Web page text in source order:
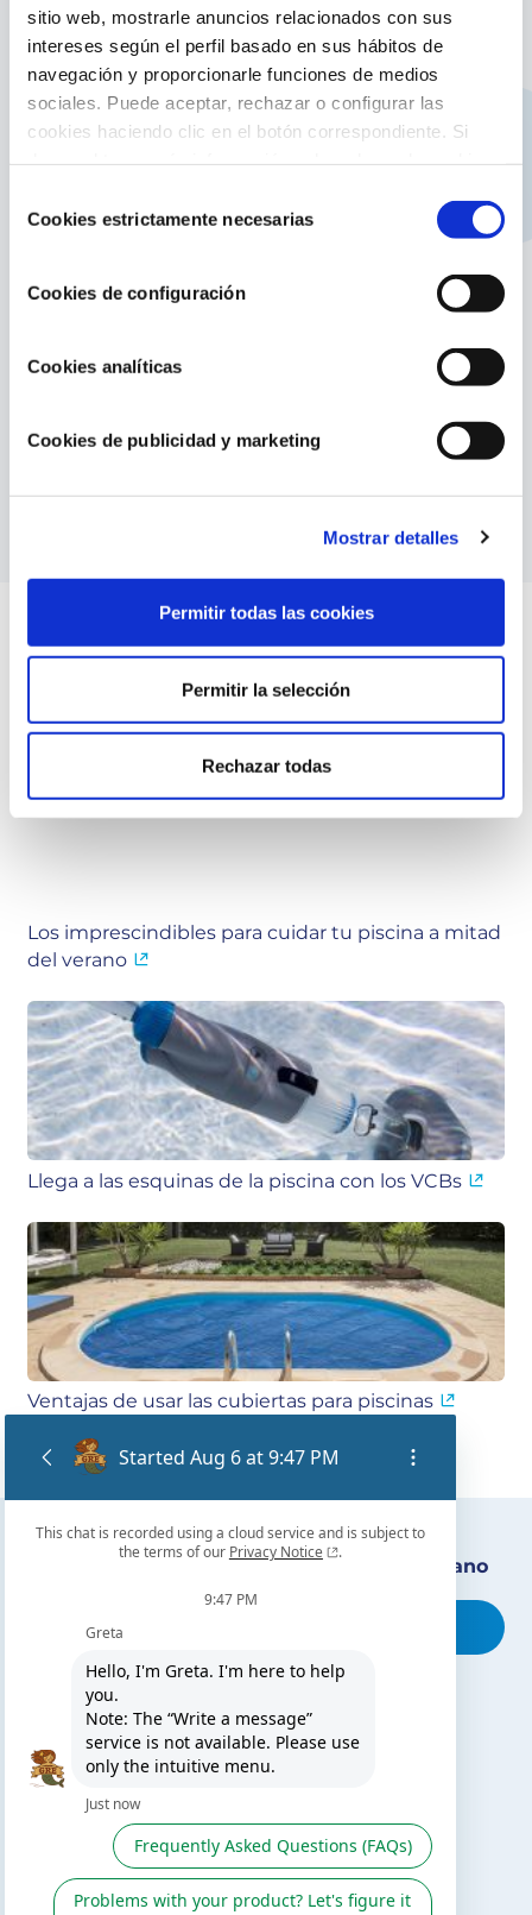
sitio web, mostrarle anuncios relacionados con sus
intereses según el perfil basado en sus hábitos de
navegación y proporcionarle funciones de medios
sociales. Puede aceptar, rechazar o configurar las
cookies haciendo clic en el botón correspondiente. Si
footer de este sitio web.
deCookies estrictamente necesarias
Cookies de configuración
Cookies analíticas
Cookies de publicidad y marketing
Mostrar detalles
Permitir todas las cookies
Permitir la selección
Rechazar todas
Resistente y eficaz en las tareas cotidianas del
mantenimiento
Ayuda a limpiar el fondo de la piscina
Tiene una conexión a manguera de aspiración
de Ø32 mm – Ø38mm
toma de aspiración permite aspirar los residuos
hasta la depuradora
sistema de conexión de clip
cuando para asegurar la limpieza de todas las
Gama: Gama Cardboard Range
Contenido relacionado
Los imprescindibles para cuidar tu piscina a mitad
del verano
Llega a las esquinas de la piscina con los VCBs
Ventajas de usar las cubiertas para piscinas
Encuentra nuestro distribuidor más cercano
TE PUEDE INTERESAR
El blog de Gre
Servicio de postventa
Catálogo Gre / Zodiac